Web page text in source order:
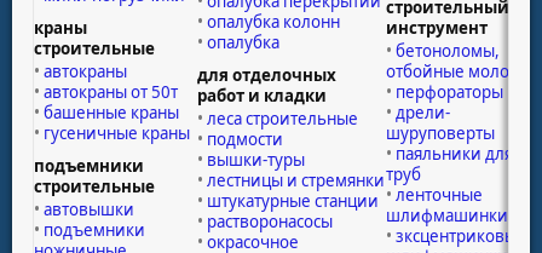
краны
строительные
автокраны
автокраны от 50т
башенные краны
гусеничные краны
подъемники
строительные
автовышки
подъемники
опалубка колонн
опалубка
для отделочных
работ и кладки
леса строительные
подмости
вышки-туры
лестницы и стремянки
штукатурные станции
растворонасосы
окрасочное
строительный
инструмент
бетоноломы,
отбойные молотки
перфораторы
дрели-
шуруповерты
паяльники для
труб
ленточные
шлифмашинки
зксцентриковые